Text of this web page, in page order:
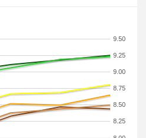
8.25
8.50
8.75
9.00
9.25
9.50